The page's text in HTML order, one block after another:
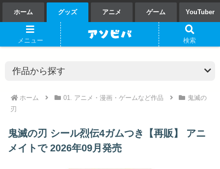
ホーム グッズ アニメ ゲーム YouTuber
ホーム 01. アニメ・漫画・ゲームなど作品
鬼滅の
刃
鬼滅の刃 シール烈伝4ガムつき【再販】 アニ
メイトで 2026年09月発売
メニュー 検索